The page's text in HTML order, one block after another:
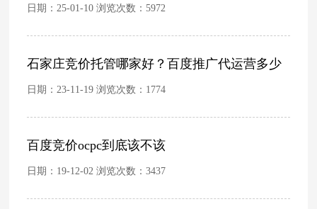
日期：25-01-10 浏览次数：5972
石家庄竞价托管哪家好？百度推广代运营多少
日期：23-11-19 浏览次数： 1774
百度竞价ocpc到底该不该
日期：19-12-02 浏览次数：3437